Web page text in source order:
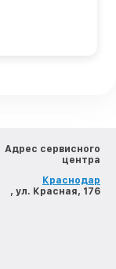
Адрес сервисного
центра
Краснодар
, ул. Красная, 176